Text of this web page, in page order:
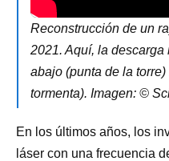
Reconstrucción de un
2021. Aquí, la
abajo (punta de la
tormenta). Imagen: ©
En los últimos años, los
láser con una frecuencia